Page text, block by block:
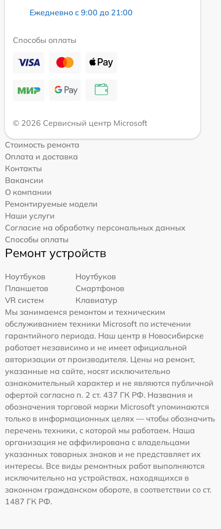
Ежедневно с 9:00 до 21:00
Способы оплаты
© 2026 Сервисный центр Microsoft
Стоимость ремонта
Оплата и доставка
Контакты
Вакансии
О компании
Ремонтируемые модели
Наши услуги
Согласие на обработку персональных данных
Способы оплаты
Ремонт устройств
Ноутбуков
Ноутбуков
Планшетов
Смартфонов
VR систем
Клавиатур
Мы занимаемся ремонтом и техническим
обслуживанием техники Microsoft по истечении
гарантийного периода. Наш центр в Новосибирске
работает независимо и не имеет официальной
авторизации от производителя. Цены на ремонт,
указанные на сайте, носят исключительно
ознакомительный характер и не являются публичной
офертой согласно п. 2 ст. 437 ГК РФ. Названия и
обозначения торговой марки Microsoft упоминаются
только в информационных целях — чтобы обозначить
перечень техники, с которой мы работаем. Наша
организация не аффилирована с владельцами
указанных товарных знаков и не представляет их
интересы. Все виды ремонтных работ выполняются
исключительно на устройствах, находящихся в
законном гражданском обороте, в соответствии со ст.
1487 ГК РФ.